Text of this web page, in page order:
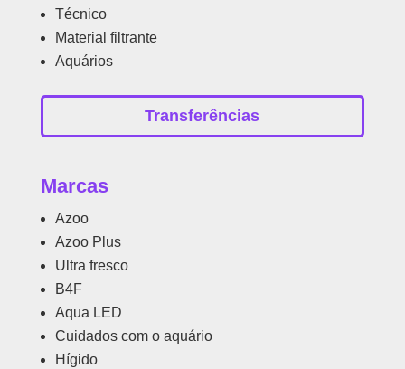
Técnico
Material filtrante
Aquários
Transferências
Marcas
Azoo
Azoo Plus
Ultra fresco
B4F
Aqua LED
Cuidados com o aquário
Hígido